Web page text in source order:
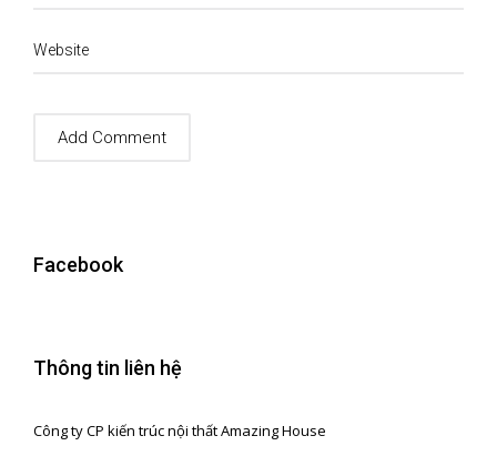
Website
Facebook
Thông tin liên hệ
Công ty CP kiến trúc nội thất Amazing House